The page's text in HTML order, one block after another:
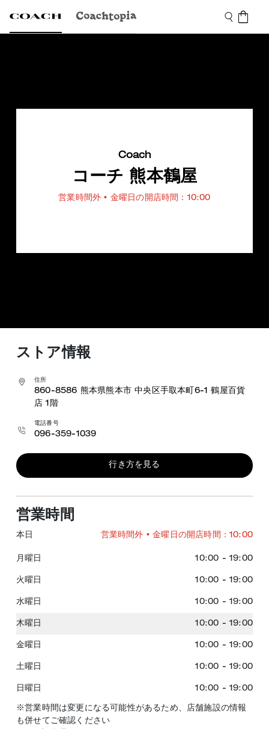
Coach
コーチ 熊本鶴屋
営業時間外 • 金曜日の開店時間：10:00
ストア情報
住所
860-8586 熊本県熊本市 中央区手取本町6-1 鶴屋百貨
店 1階
電話番号
096-359-1039
行き方を見る
営業時間
本日 営業時間外 • 金曜日の開店時間：10:00
月曜日 10:00 -19:00
火曜日 10:00 -19:00
水曜日 10:00 -19:00
木曜日 10:00 -19:00
金曜日 10:00 -19:00
土曜日 10:00 -19:00
日曜日 10:00 -19:00
※営業時間は変更になる可能性があるため、店舗施設の情報
も併せてご確認ください